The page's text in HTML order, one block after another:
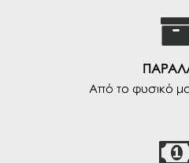
Από το φυσικό